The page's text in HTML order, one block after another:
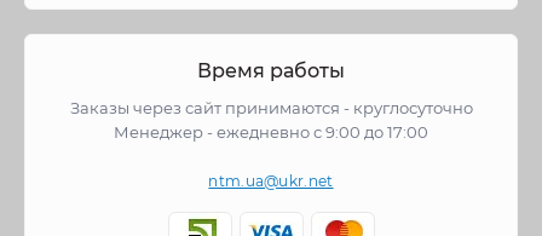
Время работы
Заказы через сайт принимаются - круглосуточно
Менеджер - ежедневно с 9:00 до 17:00
ntm.ua@ukr.net